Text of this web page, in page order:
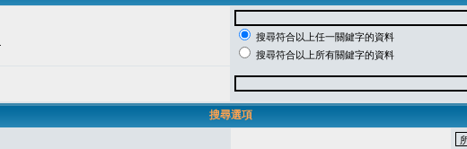
搜尋符合以上任一關鍵字的資料
搜尋符合以上所有關鍵字的資料
搜尋選項